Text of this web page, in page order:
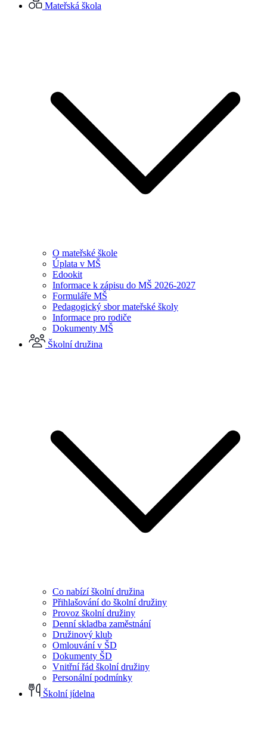
Mateřská škola
O mateřské škole
Úplata v MŠ
Edookit
Informace k zápisu do MŠ 2026-2027
Formuláře MŠ
Pedagogický sbor mateřské školy
Informace pro rodiče
Dokumenty MŠ
Školní družina
Co nabízí školní družina
Přihlašování do školní družiny
Provoz školní družiny
Denní skladba zaměstnání
Družinový klub
Omlouvání v ŠD
Dokumenty ŠD
Vnitřní řád školní družiny
Personální podmínky
Školní jídelna